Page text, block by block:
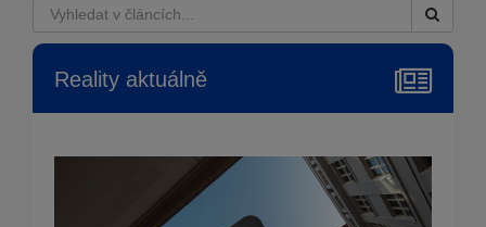
Reality aktuálně